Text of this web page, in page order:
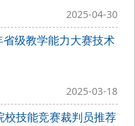
2025-04-30
级教学能力大赛技术
2025-03-18
校技能竞赛裁判员推荐